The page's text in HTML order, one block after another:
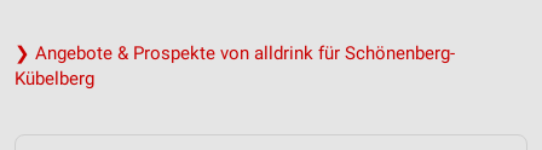
❯ Angebote & Prospekte von alldrink für Schönenberg-
Kübelberg